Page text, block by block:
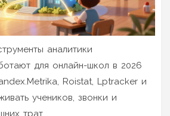
аналитики
для онлайн-школ в 2026
Roistat, Lptracker и
учеников, звонки и
трат.